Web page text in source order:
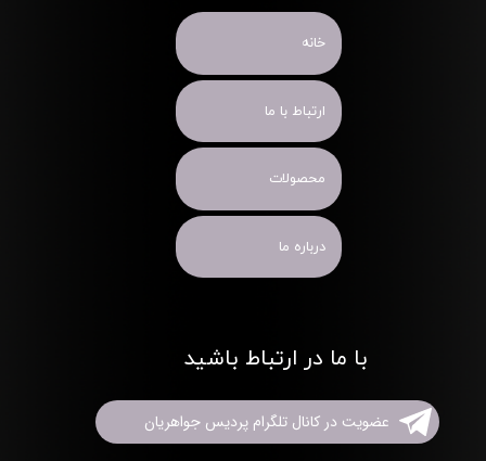
خانه
ارتباط با ما
محصولات
درباره ما
با ما در ارتباط باشید
عضویت در کانال تلگرام پردیس جواهریان